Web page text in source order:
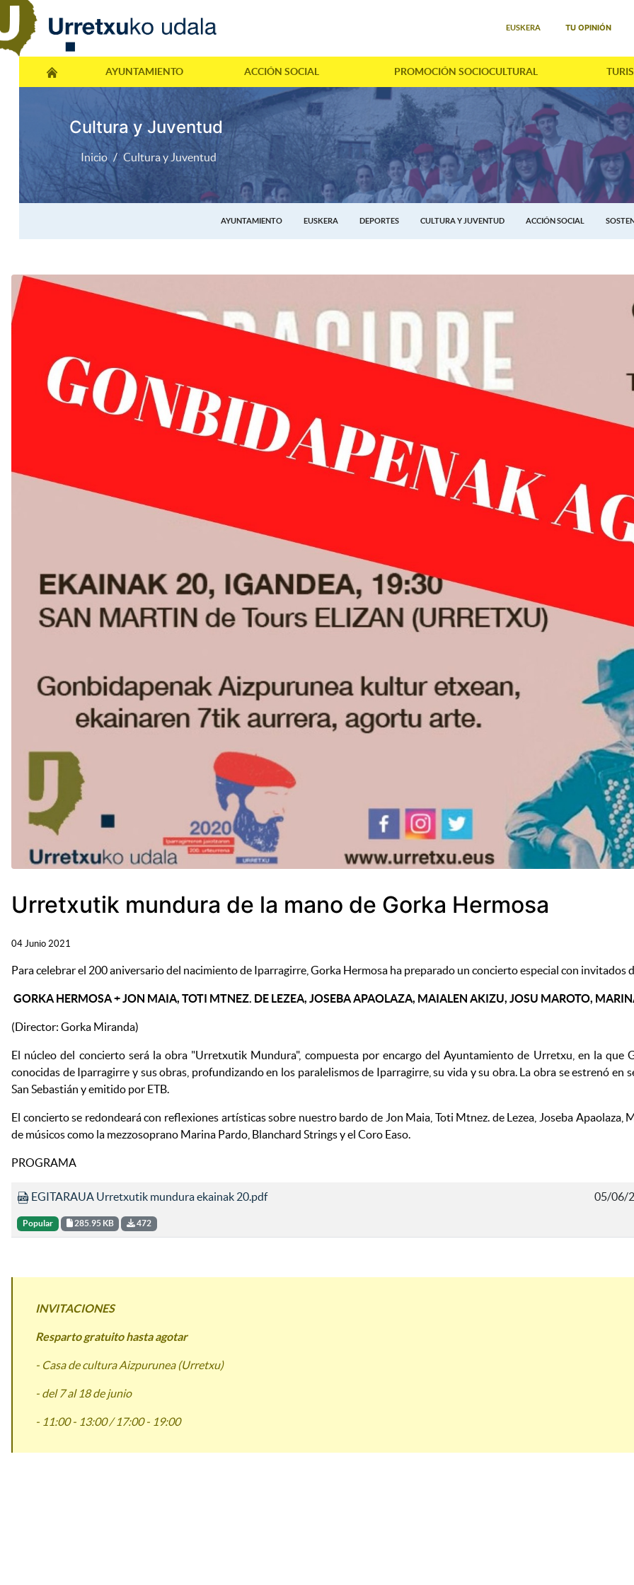
EUSKERA TU OPINIÓN
AYUNTAMIENTO ACCIÓN SOCIAL PROMOCIÓN SOCIOCULTURAL
Cultura y Juventud
Inicio Cultura y Juventud
AYUNTAMIENTO EUSKERA DEPORTES CULTURA Y JUVENTUD ACCIÓN SOCIAL
Urretxutik mundura de la mano de Gorka Hermosa
04 Junio 2021
Para celebrar el 200 aniversario del nacimiento de Iparragirre, Gorka Hermosa ha preparado un concierto especial con invitados
GORKA HERMOSA +JON MAIA, TOTI MTNEZ. DE LEZEA, JOSEBA APAOLAZA, MAIALEN AKIZU, JOSU MAROTO,
(Director: Gorka Miranda)
El núcleo del concierto será la obra "Urretxutik Mundura", compuesta por encargo del Ayuntamiento de Urretxu, en la que
conocidas de Iparragirre y sus obras, profundizando en los paralelismos de Iparragirre, su vida y su obra. La obra se estrenó
San Sebastián y emitido por ETB.
El concierto se redondeará con reflexiones artísticas sobre nuestro bardo de Jon Maia, Toti Mtnez. de Lezea, Joseba
de músicos como la mezzosoprano Marina Pardo, Blanchard Strings y el Coro Easo.
PROGRAMA
EGITARAUA Urretxutik mundura ekainak 20.pdf
Popular 285.95 KB 472
05/06/
INVITACIONES
Resparto gratuito hasta agotar
- Casa de cultura Aizpurunea (Urretxu)
- del 7 al 18 de junio
- 11:00 - 13:00 / 17:00 - 19:00